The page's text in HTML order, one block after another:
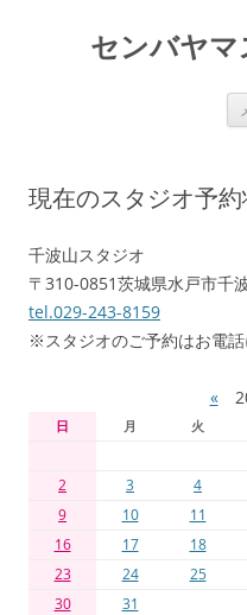
センバヤ
現在のスタジオ予
千波山スタジオ
〒310-0851茨城県水戸市千
tel.029-243-8159
※スタジオのご予約はお電話
«
日 月 火
2
3 4
9
10 11
16
17 18
23
24 25
30
31